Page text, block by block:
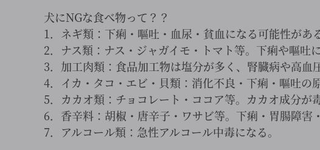
犬にNGな食べ物って？？
1．ネギ類：下痢・嘔吐・血尿・貧血になる可能性がある
2．ナス類：ナス・ジャガイモ・トマト等。下痢や嘔吐
3．加工肉類：食品加工物は塩分が多く、腎臓病や高血
4．イカ・タコ・エビ・貝類：消化不良・下痢・嘔吐の
5．カカオ類：チョコレート・ココア等。カカオ成分が
6．香辛料：胡椒・唐辛子・ワサビ等。下痢・胃腸障害
7．アルコール類：急性アルコール中毒になる。